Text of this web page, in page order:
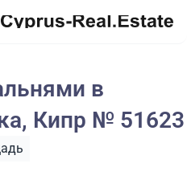
в
Кипр № 51623